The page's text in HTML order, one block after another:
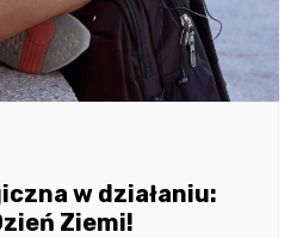
w działaniu:
Ziemi!